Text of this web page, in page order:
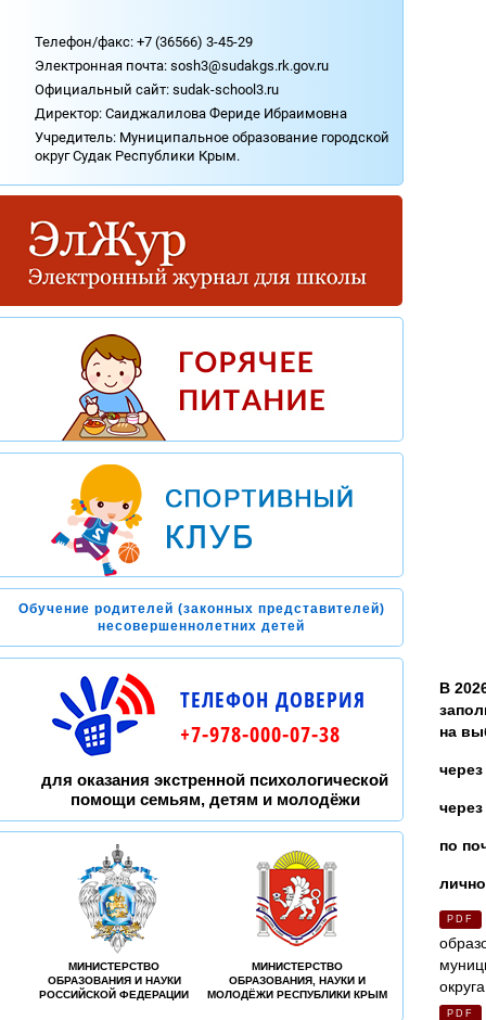
Медицинское обслуживание.
Социально-психологическая служба.
Аттестация учителей.
Профсоюзная организация.
Независимая оценка качества оказания
Телефон/факс: +7 (36566) 3-45-29
Электронная почта: sosh3@sudakgs.rk.gov.ru
Официальный сайт: sudak-school3.ru
Директор: Саиджалилова Фериде Ибраимовна
Учредитель: Муниципальное образование городской
округ Судак Республики Крым.
Обучение родителей (законных представителей)
несовершеннолетних детей
ТЕЛЕФОН ДОВЕРИЯ
+7-978-000-07-38
для оказания экстренной психологической
помощи семьям, детям и молодёжи
МИНИСТЕРСТВО
ОБРАЗОВАНИЯ И НАУКИ
РОССИЙСКОЙ ФЕДЕРАЦИИ
МИНИСТЕРСТВО
ОБРАЗОВАНИЯ, НАУКИ И
МОЛОДЁЖИ РЕСПУБЛИКИ КРЫМ
В
на
по
PDF
PDF